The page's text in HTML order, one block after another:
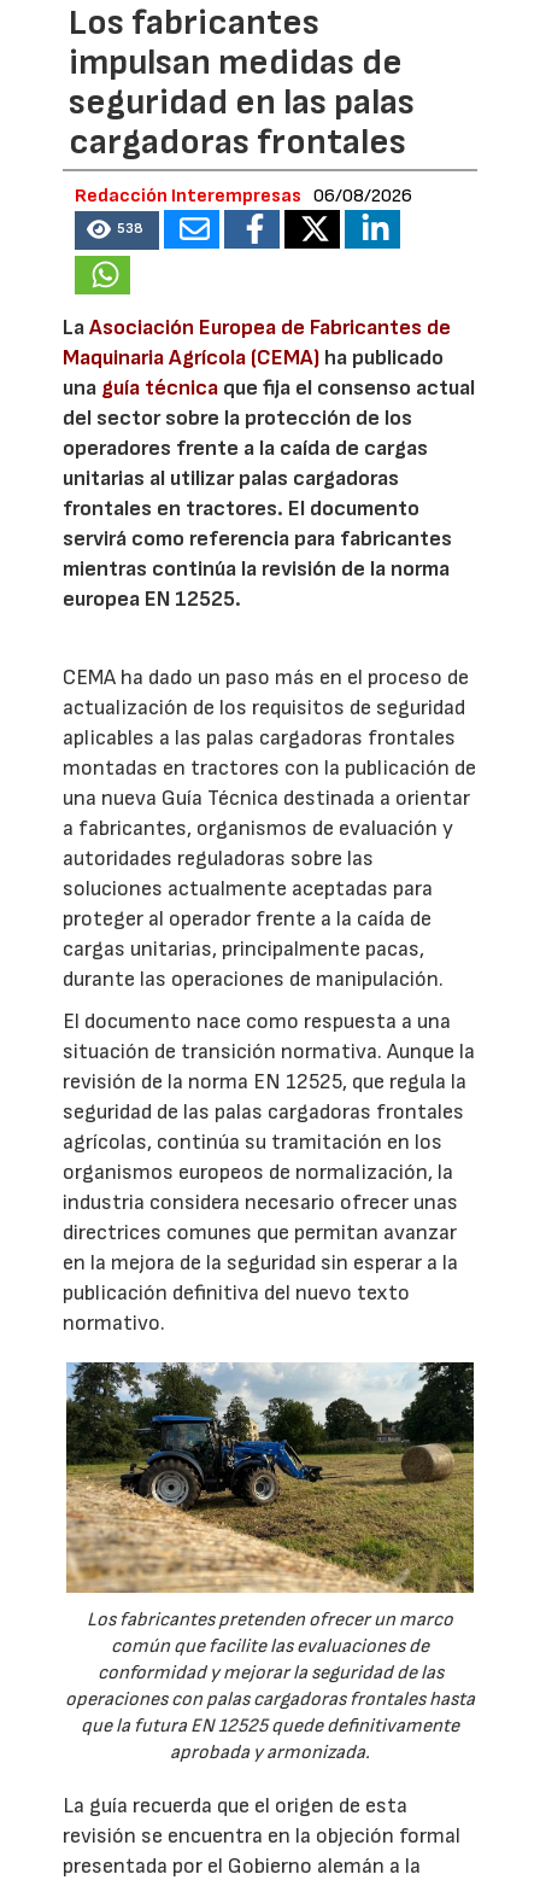
Los fabricantes
impulsan medidas de
seguridad en las palas
cargadoras frontales
Redacción Interempresas 06/08/2026
538
LaAsociación Europea de Fabricantes de
Maquinaria Agrícola (CEMA) ha publicado
una guía técnica que fija el consenso actual
del sector sobre la protección de los
operadores frente a la caída de cargas
unitarias al utilizar palas cargadoras
frontales en tractores. El documento
servirá como referencia para fabricantes
mientras continúa la revisión de la norma
europea EN 12525.
CEMA ha dado un paso más en el proceso de
actualización de los requisitos de seguridad
aplicables a las palas cargadoras frontales
montadas en tractores con la publicación de
una nueva Guía Técnica destinada a orientar
a fabricantes, organismos de evaluación y
autoridades reguladoras sobre las
soluciones actualmente aceptadas para
proteger al operador frente a la caída de
cargas unitarias, principalmente pacas,
durante las operaciones de manipulación.
El documento nace como respuesta a una
situación de transición normativa. Aunque la
revisión de la norma EN 12525, que regula la
seguridad de las palas cargadoras frontales
agrícolas, continúa su tramitación en los
organismos europeos de normalización, la
industria considera necesario ofrecer unas
directrices comunes que permitan avanzar
en la mejora de la seguridad sin esperar a la
publicación definitiva del nuevo texto
normativo.
Los fabricantes pretenden ofrecer un marco
común que facilite las evaluaciones de
conformidad y mejorar la seguridad de las
operaciones con palas cargadoras frontales hasta
que la futura EN 12525 quede definitivamente
aprobada y armonizada.
La guía recuerda que el origen de esta
revisión se encuentra en la objeción formal
presentada por el Gobierno alemán a la